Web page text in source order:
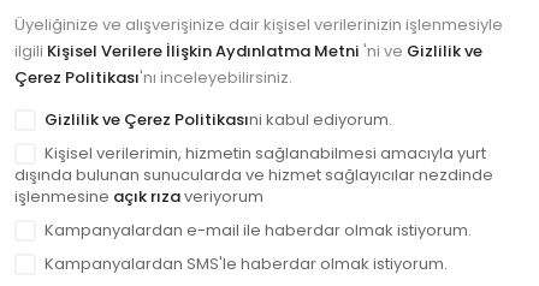
Üyeliğinize ve alışverişinize dair kişisel verilerinizin işlenmesiyle
ilgili Kişisel Verilere İlişkin Aydınlatma Metni 'ni ve Gizlilik ve
Çerez Politikası'nı inceleyebilirsiniz.
Gizlilik ve Çerez Politikasıni kabul ediyorum.
Kişisel verilerimin, hizmetin sağlanabilmesi amacıyla yurt
dışında bulunan sunucularda ve hizmet sağlayıcılar nezdinde
işlenmesine açık rıza veriyorum
Kampanyalardan e-mail ile haberdar olmak istiyorum.
Kampanyalardan SMS'le haberdar olmak istiyorum.